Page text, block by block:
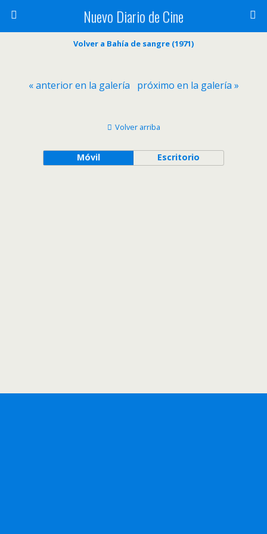
Nuevo Diario de Cine
Volver a Bahía de sangre (1971)
« anterior en la galería próximo en la galería »
Volver arriba
Móvil Escritorio